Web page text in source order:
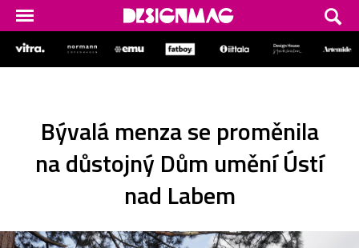
Bývalá menza se proměnila
na důstojný Dům umění Ústí
nad Labem